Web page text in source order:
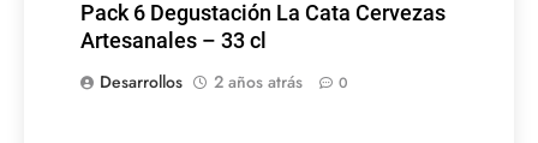
Pack 6 Degustación La Cata Cervezas
Artesanales – 33 cl
Desarrollos
2 años atrás 0